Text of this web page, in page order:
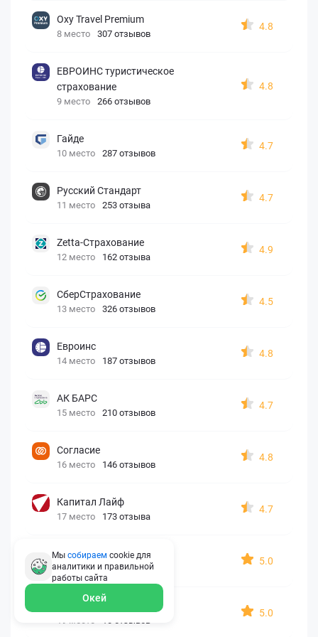
Oxy Travel Premium
8 место 307 отзывов
4.8
ЕВРОИНС туристическое
страхование
9 место 266 отзывов
4.8
Гайде
10 место 287 отзывов
4.7
Русский Стандарт
11 место 253 отзыва
4.7
Zetta-Страхование
12 место 162 отзыва
4.9
СберСтрахование
13 место 326 отзывов
4.5
Евроинс
14 место 187 отзывов
4.8
АК БАРС
15 место 210 отзывов
4.7
Согласие
16 место 146 отзывов
4.8
Капитал Лайф
17 место 173 отзыва
4.7
Georgia assistance
18 место 30 отзывов
5.0
5.0
Мы собираем cookie для
аналитики и правильной
работы сайта
Окей